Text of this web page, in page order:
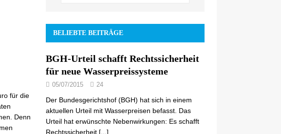
für die
Denn
BELIEBTE BEITRÄGE
BGH-Urteil schafft Rechtssicherheit
für neue Wasserpreissysteme
05/07/2015 24
Der Bundesgerichtshof (BGH) hat sich in einem
aktuellen Urteil mit Wasserpreisen befasst. Das
Urteil hat erwünschte Nebenwirkungen: Es schafft
Rechtssicherheit [...]